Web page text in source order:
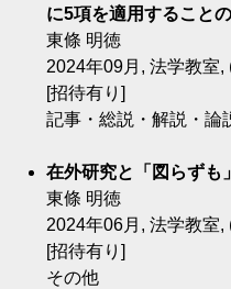
に5項を適用すること
東條 明徳
2024年09月, 法学教室,
[招待有り]
記事・総説・解説・論
在外研究と「図らずも」
東條 明徳
2024年06月, 法学教室,
[招待有り]
その他